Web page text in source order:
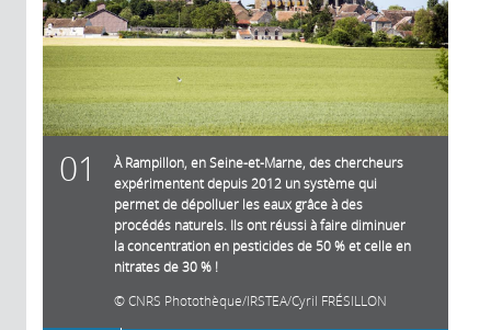
01
À Rampillon, en Seine-et-Marne, des chercheurs
expérimentent depuis 2012 un système qui
permet de dépolluer les eaux grâce à des
procédés naturels. Ils ont réussi à faire diminuer
la concentration en pesticides de 50 % et celle en
nitrates de 30 % !
CNRS Photothèque/IRSTEA/Cyril FRÉSILLON